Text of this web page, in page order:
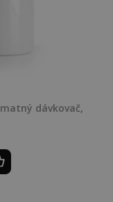
dávkovač,